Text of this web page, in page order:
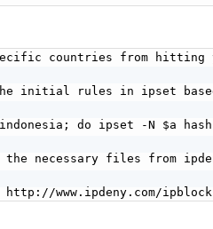
countries from hitting
initial rules in ipset
do ipset -N $a
the necessary files from
www.ipdeny.com/